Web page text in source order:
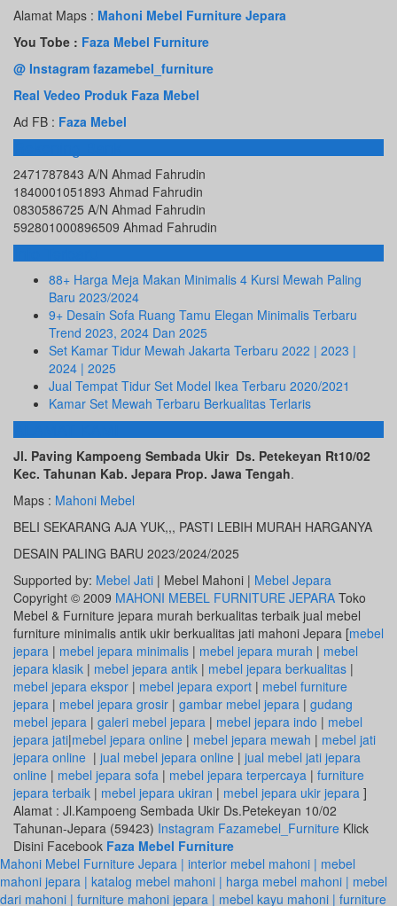
Alamat Maps : Mahoni Mebel Furniture Jepara
You Tobe : Faza Mebel Furniture
@ Instagram fazamebel_furniture
Real Vedeo Produk Faza Mebel
Ad FB : Faza Mebel
Rekening Bank
2471787843 A/N Ahmad Fahrudin
1840001051893 Ahmad Fahrudin
0830586725 A/N Ahmad Fahrudin
592801000896509 Ahmad Fahrudin
Info Terbaru
88+ Harga Meja Makan Minimalis 4 Kursi Mewah Paling
Baru 2023/2024
9+ Desain Sofa Ruang Tamu Elegan Minimalis Terbaru
Trend 2023, 2024 Dan 2025
Set Kamar Tidur Mewah Jakarta Terbaru 2022 | 2023 |
2024 | 2025
Jual Tempat Tidur Set Model Ikea Terbaru 2020/2021
Kamar Set Mewah Terbaru Berkualitas Terlaris
ALAMAT KAMI
Jl. Paving Kampoeng Sembada Ukir Ds. Petekeyan Rt10/02
Kec. Tahunan Kab. Jepara Prop. Jawa Tengah.
Maps : Mahoni Mebel
BELI SEKARANG AJA YUK,,, PASTI LEBIH MURAH HARGANYA
DESAIN PALING BARU 2023/2024/2025
Supported by: Mebel Jati | Mebel Mahoni | Mebel Jepara
Copyright © 2009 MAHONI MEBEL FURNITURE JEPARA Toko
Mebel & Furniture jepara murah berkualitas terbaik jual mebel
furniture minimalis antik ukir berkualitas jati mahoni Jepara [mebel
jepara | mebel jepara minimalis | mebel jepara murah | mebel
jepara klasik | mebel jepara antik | mebel jepara berkualitas |
mebel jepara ekspor | mebel jepara export | mebel furniture
jepara | mebel jepara grosir | gambar mebel jepara | gudang
mebel jepara | galeri mebel jepara | mebel jepara indo | mebel
jepara jati|mebel jepara online | mebel jepara mewah | mebel jati
jepara online | jual mebel jepara online | jual mebel jati jepara
online | mebel jepara sofa | mebel jepara terpercaya | furniture
jepara terbaik | mebel jepara ukiran | mebel jepara ukir jepara ]
Alamat : Jl.Kampoeng Sembada Ukir Ds.Petekeyan 10/02
Tahunan-Jepara (59423) Instagram Fazamebel_Furniture Klick
Disini Facebook Faza Mebel Furniture
Mahoni Mebel Furniture Jepara | interior mebel mahoni | mebel
mahoni jepara | katalog mebel mahoni | harga mebel mahoni | mebel
dari mahoni | furniture mahoni jepara | mebel kayu mahoni | furniture